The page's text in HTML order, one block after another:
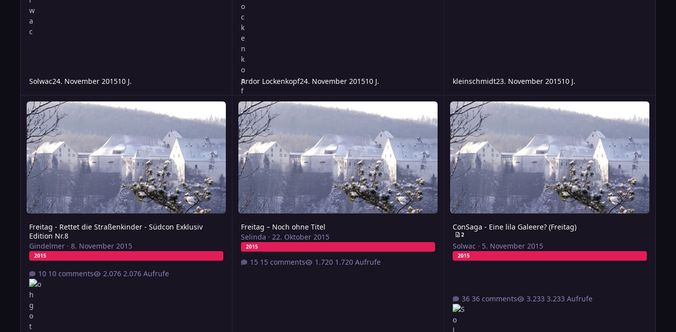
Solwac24. November 201510 J. Ardor Lockenkopf24. November 201510 J. kleinschmidt23. November 201510 J.
Freitag - Rettet die Straßenkinder - Südcon Exklusiv Edition Nr.8
Freitag - Rettet die Straßenkinder - Südcon Exklusiv
Edition Nr.8
Gindelmer· 8. November 2015
2015
10 comments 2.076 Aufrufe
Freitag – Noch ohne Titel
Freitag – Noch ohne Titel
Selinda · 22. Oktober 2015
2015
15 comments 1.720 Aufrufe
ConSaga - Eine lila Galeere? (Freitag)
ConSaga - Eine lila Galeere? (Freitag)
2
Solwac · 5. November 2015
2015
36 comments 3.233 Aufrufe